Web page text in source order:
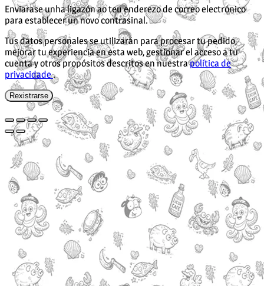
Enviarase unha ligazón ao teu enderezo de correo electrónico
para establecer un novo contrasinal.
Tus datos personales se utilizarán para procesar tu pedido,
mejorar tu experiencia en esta web, gestionar el acceso a tu
cuenta y otros propósitos descritos en nuestrapolítica de
privacidade.
Rexistrarse